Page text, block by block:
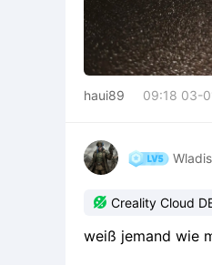
haui89 09:18 03-
 Creality Cloud
weiß jemand wie